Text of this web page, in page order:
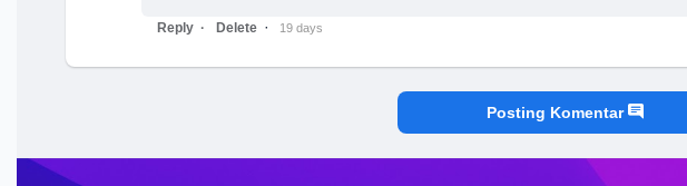
Reply Delete 19 days
Posting Komentar